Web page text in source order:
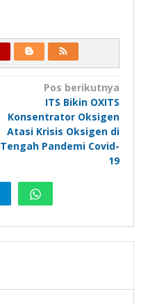
Pos berikutnya
ITS Bikin OXITS
Konsentrator Oksigen
Atasi Krisis Oksigen di
Tengah Pandemi Covid-
19